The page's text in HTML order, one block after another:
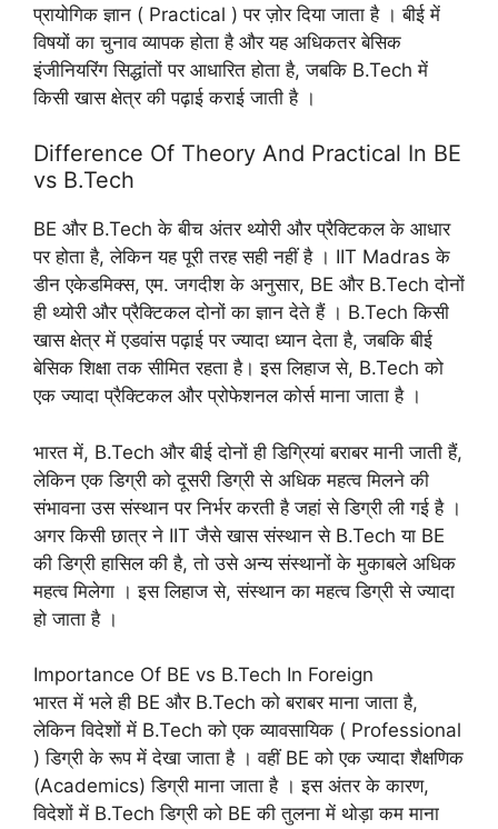
प्रायोगिक ज्ञान ( Practical ) पर ज़ोर दिया जाता है । बीई में
विषयों का चुनाव व्यापक होता है और यह अधिकतर बेसिक
इंजीनियरिंग सिद्धांतों पर आधारित होता है, जबकि B.Tech में
किसी खास क्षेत्र की पढ़ाई कराई जाती है ।
Difference Of Theory And Practical In BE
vs B.Tech
BE और B.Tech के बीच अंतर थ्योरी और प्रैक्टिकल के आधार
पर होता है, लेकिन यह पूरी तरह सही नहीं है । IIT Madras के
डीन एकेडमिक्स, एम. जगदीश के अनुसार, BE और B.Tech दोनों
ही थ्योरी और प्रैक्टिकल दोनों का ज्ञान देते हैं । B.Tech किसी
खास क्षेत्र में एडवांस पढ़ाई पर ज्यादा ध्यान देता है, जबकि बीई
बेसिक शिक्षा तक सीमित रहता है। इस लिहाज से, B.Tech को
एक ज्यादा प्रैक्टिकल और प्रोफेशनल कोर्स माना जाता है ।
भारत में, B.Tech और बीई दोनों ही डिग्रियां बराबर मानी जाती हैं,
लेकिन एक डिग्री को दूसरी डिग्री से अधिक महत्व मिलने की
संभावना उस संस्थान पर निर्भर करती है जहां से डिग्री ली गई है ।
अगर किसी छात्र ने IIT जैसे खास संस्थान से B.Tech या BE
की डिग्री हासिल की है, तो उसे अन्य संस्थानों के मुकाबले अधिक
महत्व मिलेगा । इस लिहाज से, संस्थान का महत्व डिग्री से ज्यादा
हो जाता है ।
Importance Of BE vs B.Tech In Foreign
भारत में भले ही BE और B.Tech को बराबर माना जाता है,
लेकिन विदेशों में B.Tech को एक व्यावसायिक ( Professional
) डिग्री के रूप में देखा जाता है । वहीं BE को एक ज्यादा शैक्षणिक
(Academics) डिग्री माना जाता है । इस अंतर के कारण,
विदेशों में B.Tech डिग्री को BE की तुलना में थोड़ा कम माना